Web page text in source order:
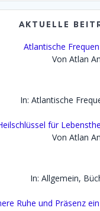
AKTUELLE
Atlantische
Von Atlan
In: Atlantische
für
Von Atlan
In: Allgemein,
Ruhe und Präsenz